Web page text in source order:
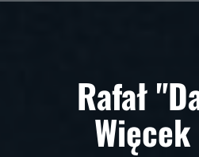
Rafał